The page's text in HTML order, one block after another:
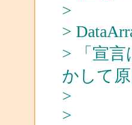
>
>
> 「宣
かして
>
>